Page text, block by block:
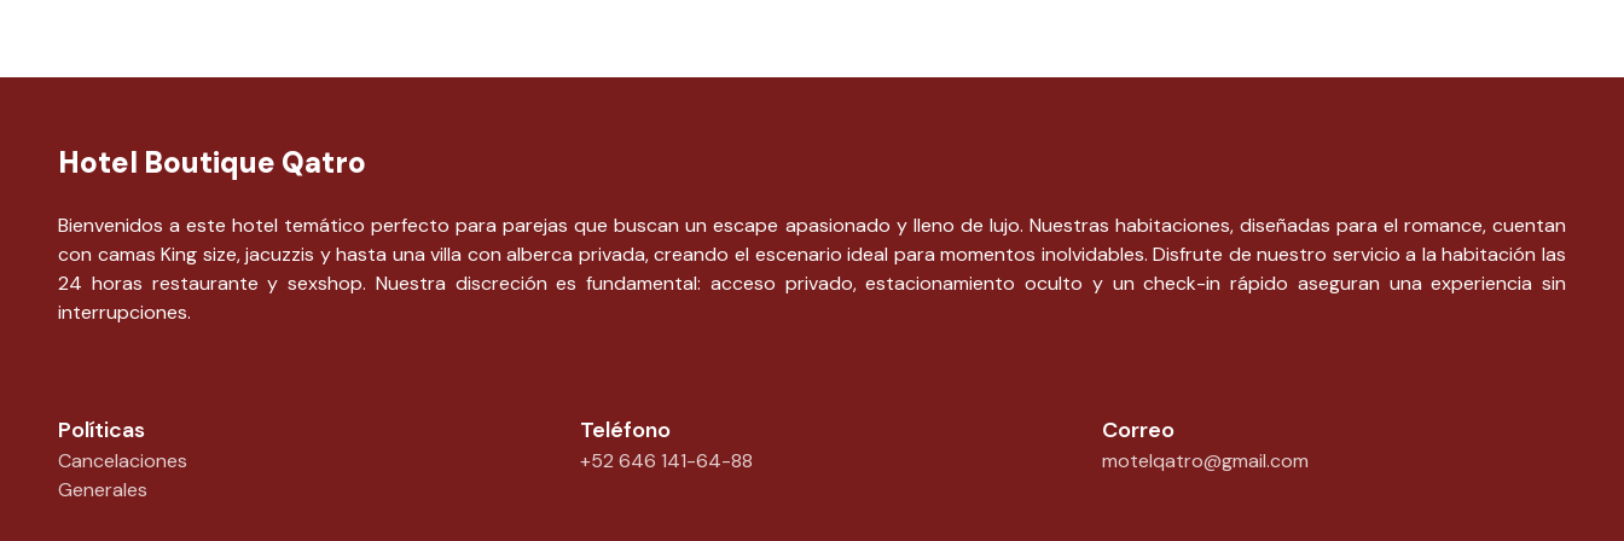
Hotel Boutique Qatro
Bienvenidos a este hotel temático perfecto para parejas que buscan un escape apasionado y lleno de lujo. Nuestras habitaciones, diseñadas para el romance, cuentan
con camas King size, jacuzzis y hasta una villa con alberca privada, creando el escenario ideal para momentos inolvidables. Disfrute de nuestro servicio a la habitación las
24 horas restaurante y sexshop. Nuestra discreción es fundamental: acceso privado, estacionamiento oculto y un check-in rápido aseguran una experiencia sin
interrupciones.
Políticas
Cancelaciones
Generales
Teléfono
+52 646 141-64-88
Correo
motelqatro@gmail.com